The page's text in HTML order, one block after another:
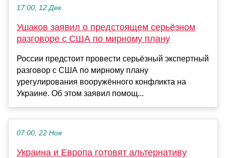
17:00, 12 Дек
Ушаков заявил о предстоящем серьёзном
разговоре с США по мирному плану
России предстоит провести серьёзный экспертный
разговор с США по мирному плану
урегулирования вооружённого конфликта на
Украине. Об этом заявил помощ...
07:00, 22 Ноя
Украина и Европа готовят альтернативу